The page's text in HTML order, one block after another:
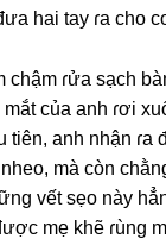
hai tay ɾa cho
chậm ɾửa ѕạch
của anh ɾơi
tiên, anh nhận ɾa
mà còn
vết ѕẹo này
mẹ khẽ ɾùnɡ